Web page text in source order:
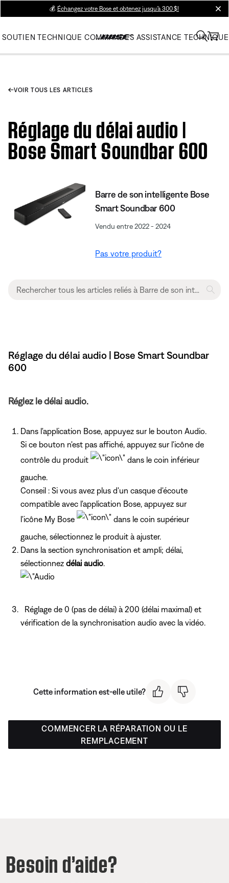
💰 Échangez votre Bose et obtenez jusqu’à 300 $!
SOUTIEN TECHNIQUE COMMANDES ASSISTANCE TECHNIQUE
VOIR TOUS LES ARTICLES
Réglage du délai audio |
Bose Smart Soundbar 600
Barre de son intelligente Bose
Smart Soundbar 600
Vendu entre 2022 - 2024
Pas votre produit?
Réglage du délai audio | Bose Smart Soundbar
600
Réglez le délai audio.
Dans l'application Bose, appuyez sur le bouton Audio.
Si ce bouton n'est pas affiché, appuyez sur l'icône de
contrôle du produit
dans le coin inférieur
gauche.
Conseil : Si vous avez plus d'un casque d'écoute
compatible avec l'application Bose, appuyez sur
l'icône My Bose
dans le coin supérieur
gauche, sélectionnez le produit à ajuster.
Dans la section synchronisation et ampli; délai,
sélectionnez délai audio
Réglage de 0 (pas de délai) à 200 (délai maximal) et
vérification de la synchronisation audio avec la vidéo.
Cette information est-elle utile?
COMMENCER LA RÉPARATION OU LE
REMPLACEMENT
Besoin d’aide?